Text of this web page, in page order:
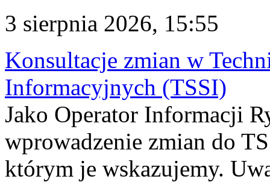
3 sierpnia 2026, 15:55
Konsultacje zmian w
Informacyjnych (TSSI)
Jako Operator Informacji
wprowadzenie zmian do
którym je wskazujemy.